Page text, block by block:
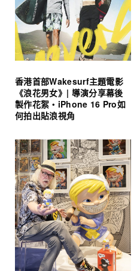
香港首部Wakesurf主題電影
《浪花男女》| 導演分享幕後
製作花絮・iPhone 16 Pro如
何拍出貼浪視角